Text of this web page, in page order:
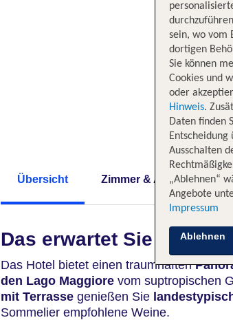
Übersicht Zimmer & Angebote
Das erwartet Sie
Das Hotel bietet einen traumhaften
den Lago Maggiore vom suptropischen
mit Terrasse genießen Sie
Sommelier empfohlene Weine.
sein, wo vom
dortigen
Sie können
Cookies und
oder
Hinweis.
Daten finden
Ausschalten
„Ablehnen“
Angebote
Impressum
Ablehnen